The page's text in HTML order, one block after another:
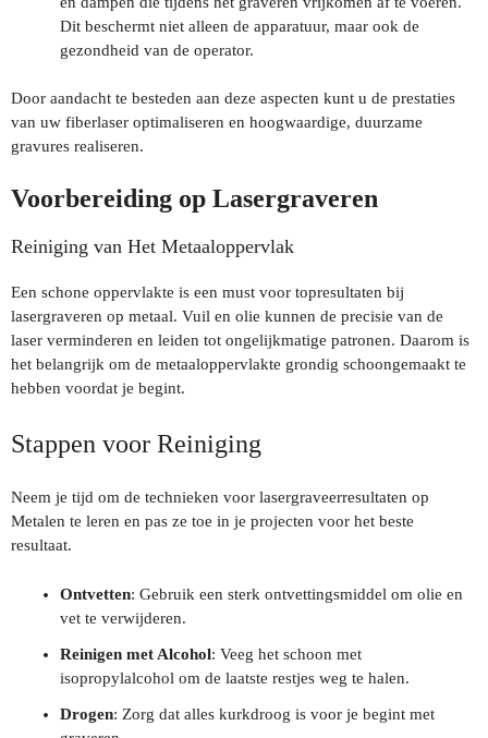
Dit beschermt niet alleen de apparatuur, maar ook de
gezondheid van de operator.
Door aandacht te besteden aan deze aspecten kunt u de prestaties
van uw fiberlaser optimaliseren en hoogwaardige, duurzame
gravures realiseren.
Voorbereiding op Lasergraveren
Reiniging van Het Metaaloppervlak
Een schone oppervlakte is een must voor topresultaten bij
lasergraveren op metaal. Vuil en olie kunnen de precisie van de
laser verminderen en leiden tot ongelijkmatige patronen. Daarom is
het belangrijk om de metaaloppervlakte grondig schoongemaakt te
hebben voordat je begint.
Stappen voor Reiniging
Neem je tijd om de technieken voor lasergraveerresultaten op
Metalen te leren en pas ze toe in je projecten voor het beste
resultaat.
Ontvetten: Gebruik een sterk ontvettingsmiddel om olie en
vet te verwijderen.
Reinigen met Alcohol: Veeg het schoon met
isopropylalcohol om de laatste restjes weg te halen.
Drogen: Zorg dat alles kurkdroog is voor je begint met